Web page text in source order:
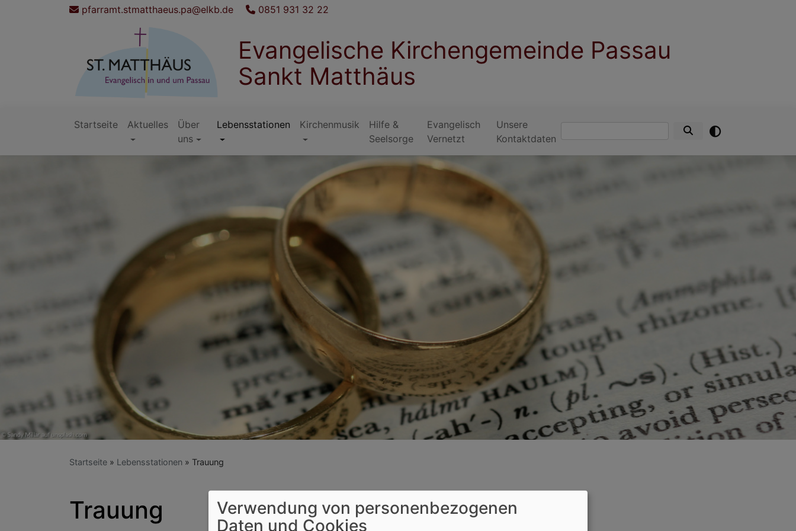
pfarramt.stmatthaeus.pa@elkb.de 0851 931 32 22
Evangelische Kirchengemeinde Passau
Sankt Matthäus
Hauptnavigation
Startseite Aktuelles
Über
uns
Lebensstationen Kirchenmusik
Hilfe &
Seelsorge
Evangelisch
Vernetzt
Unsere
Kontaktdaten
Startseite Lebensstationen Trauung
Trauung
Verwendung von personenbezogenen
Daten und Cookies